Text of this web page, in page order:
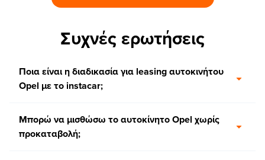
Συχνές ερωτήσεις
Ποια είναι η διαδικασία για leasing αυτοκινήτου
Opel με το instacar;
Μπορώ να μισθώσω το αυτοκίνητο Opel χωρίς
προκαταβολή;